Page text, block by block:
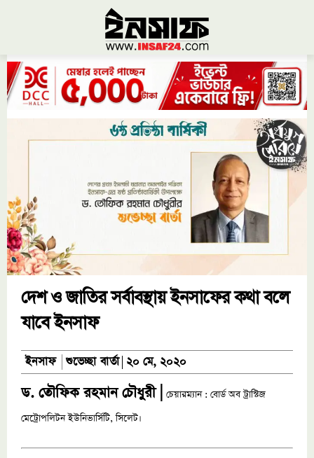
দেশ ও জাতির সর্বাবস্থায় ইনসাফের কথা বলে
যাবে ইনসাফ
ইনসাফ শুভেচ্ছা বার্তা ২০ মে, ২০২০
ড. তৌফিক রহমান চৌধুরী |
চেয়ারম্যান : বোর্ড অব ট্রাস্টিজ
মেট্রোপলিটন ইউনিভার্সিটি, সিলেট।